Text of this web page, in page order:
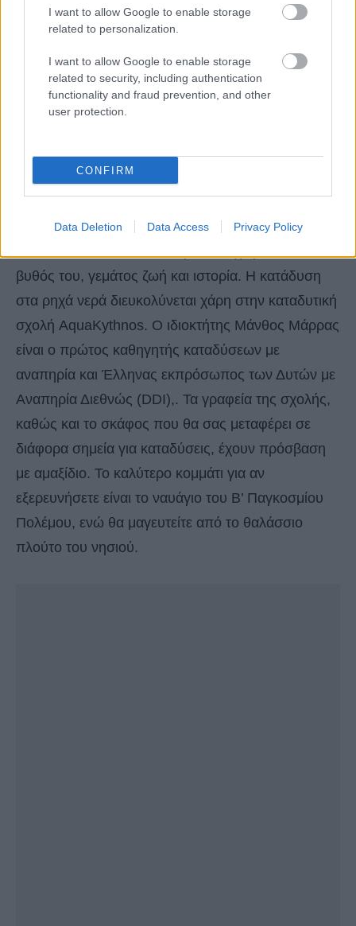
I want to allow Google to enable storage
related to personalization.
I want to allow Google to enable storage
related to security, including authentication
functionality and fraud prevention, and other
user protection.
CONFIRM
Data Deletion Data Access Privacy Policy
λιγότερο τουριστικά νησιά. Παρόλο που την
επισκέπτονται αρκετοί Έλληνες και ξένοι τουρίστες,
δεν πρόκειται σε καμία περίπτωση να συναντήσετε
τα πλήθη της Μυκόνου ή της Σαντορίνης. Τα χωριά
του νησιού, όπως και η Χώρα διαθέτουν επίπεδες
πρόσβαση με αμαξίδιο. Δυστυχώς όμως, το
Σπήλαιο Καταφύκι και το μεσαιωνικό κάστρο της
βυθός του, γεμάτος ζωή και ιστορία. Η κατάδυση
στα ρηχά νερά διευκολύνεται χάρη στην καταδυτική
σχολή AquaKythnos. Ο ιδιοκτήτης Μάνθος Μάρρας
είναι ο πρώτος καθηγητής καταδύσεων με
αναπηρία και Έλληνας εκπρόσωπος των Δυτών με
Αναπηρία Διεθνώς (DDI),. Τα γραφεία της σχολής,
καθώς και το σκάφος που θα σας μεταφέρει σε
διάφορα σημεία για καταδύσεις, έχουν πρόσβαση
με αμαξίδιο. Το καλύτερο κομμάτι για αν
εξερευνήσετε είναι το ναυάγιο του Β’ Παγκοσμίου
Πολέμου, ενώ θα μαγευτείτε από το θαλάσσιο
πλούτο του νησιού.